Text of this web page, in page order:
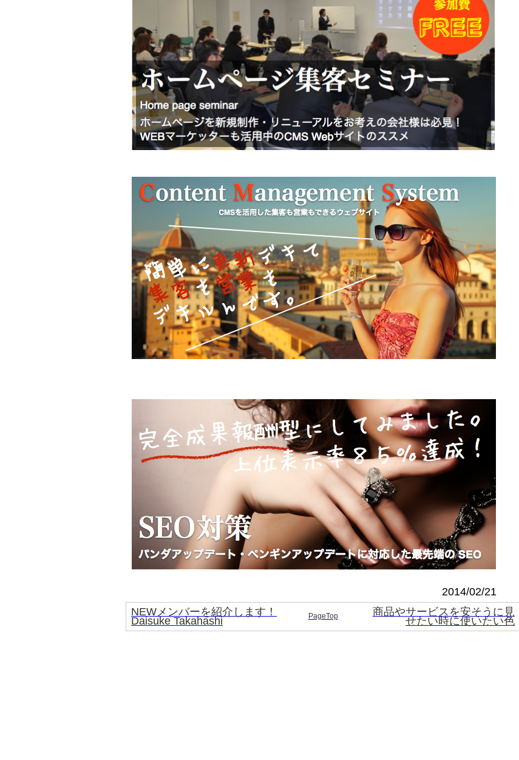
2014/02/21
NEWメンバーを紹介します！
Daisuke Takahashi PageTop 商品やサービスを安そうに見
せたい時に使いたい色